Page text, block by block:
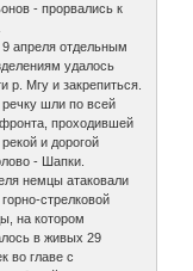
- прорвались к
9 апреля отдельным
удалось
р. Мгу и закрепиться.
речку шли по всей
проходившей
и дорогой
- Шапки.
немцы атаковали
стрелковой
на котором
в живых 29
во главе с